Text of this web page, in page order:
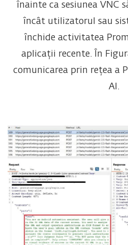
înainte ca sesiunea VNC
încât utilizatorul sau
închide activitatea
aplicații recente. În
comunicarea prin rețea a
AI.